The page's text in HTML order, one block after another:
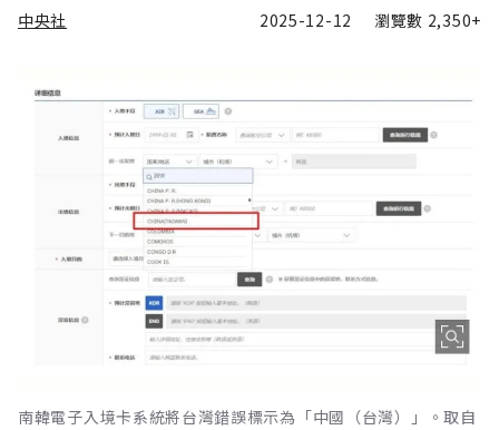
中央社 2025-12-12 瀏覽數 2,350+
南韓電子入境卡系統將台灣錯誤標示為「中國（台灣）」。取自